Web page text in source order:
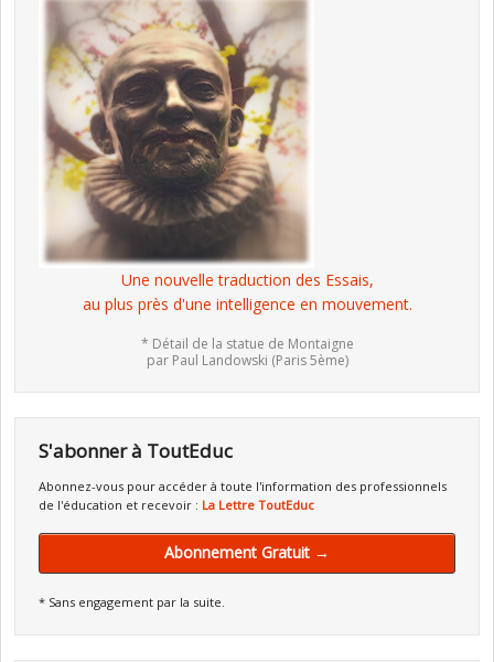
Une nouvelle traduction des Essais,
au plus près d'une intelligence en mouvement.
* Détail de la statue de Montaigne
par Paul Landowski (Paris 5ème)
S'abonner à ToutEduc
Abonnez-vous pour accéder à toute l'information des professionnels
de l'éducation et recevoir : La Lettre ToutEduc
Abonnement Gratuit →
* Sans engagement par la suite.